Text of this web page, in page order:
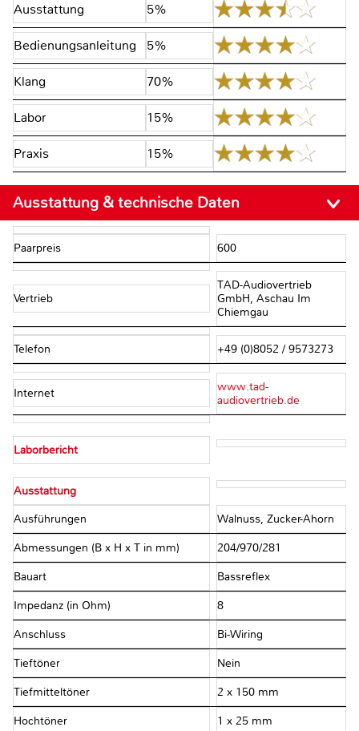
Ausstattung 5%
Bedienungsanleitung 5%
Klang 70%
Labor 15%
Praxis 15%
Ausstattung & technische Daten
Paarpreis 600
Vertrieb
TAD-Audiovertrieb
GmbH, Aschau Im
Chiemgau
Telefon +49 (0)8052 / 9573273
Internet
www.tad-
audiovertrieb.de
Laborbericht
Ausstattung
Ausführungen Walnuss, Zucker-Ahorn
Abmessungen (B x H x T in mm) 204/970/281
Bauart Bassreflex
Impedanz (in Ohm) 8
Anschluss Bi-Wiring
Tieftöner Nein
Tiefmitteltöner 2 x 150 mm
Hochtöner 1 x 25 mm